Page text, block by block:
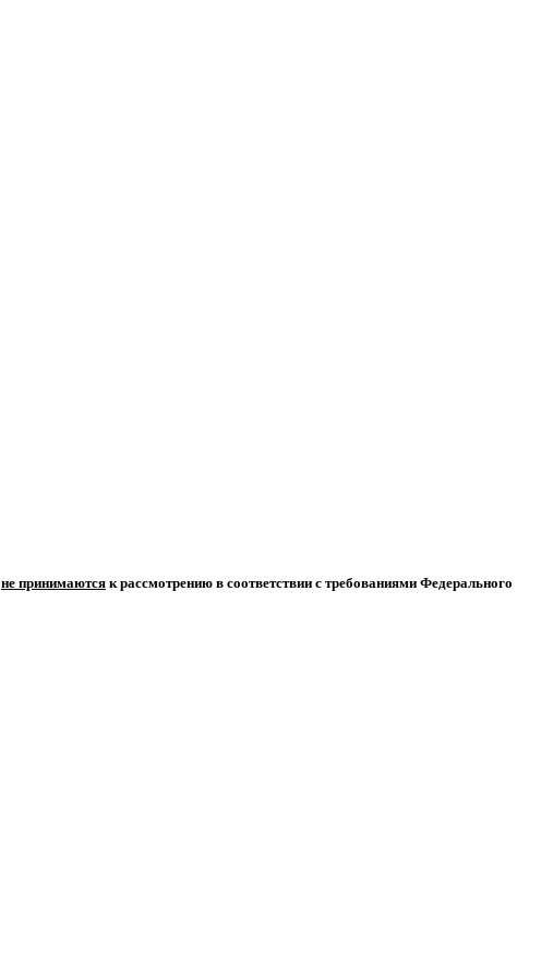
не принимаются к рассмотрению в соответствии с требованиями Федерального